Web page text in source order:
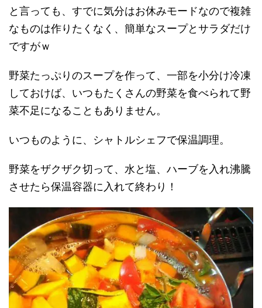
と言っても、すでに気分はお休みモードなので複雑
なものは作りたくなく、簡単なスープとサラダだけ
ですがｗ
野菜たっぷりのスープを作って、一部を小分け冷凍
しておけば、いつもたくさんの野菜を食べられて野
菜不足になることもありません。
いつものように、シャトルシェフで保温調理。
野菜をザクザク切って、水と塩、ハーブを入れ沸騰
させたら保温容器に入れて終わり！